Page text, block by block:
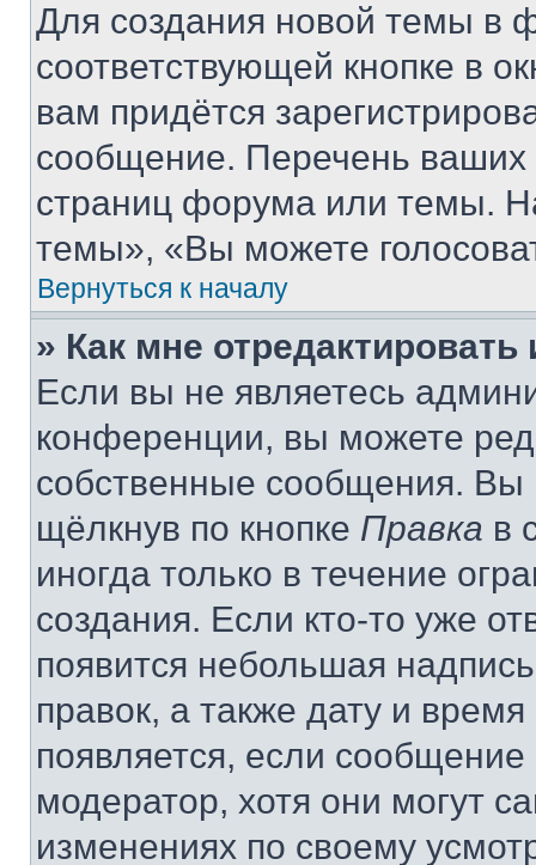
Для создания новой темы в
соответствующей кнопке в
вам придётся
сообщение. Перечень ваших
страниц форума или темы.
темы», «Вы можете
Вернуться к началу
» Как мне
Если вы не являетесь
конференции, вы можете
собственные сообщения. Вы
щёлкнув по кнопке Правка в
иногда только в течение
создания. Если кто-то уже
появится небольшая
правок, а также дату и
появляется, если
модератор, хотя они могут
изменениях по своему